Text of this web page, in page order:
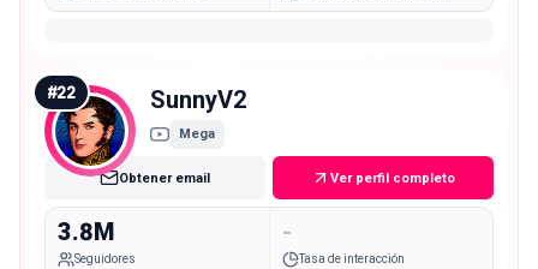
#22 SunnyV2
Mega
Obtener email Ver perfil completo
3.8M
Seguidores
-
Tasa de interacción